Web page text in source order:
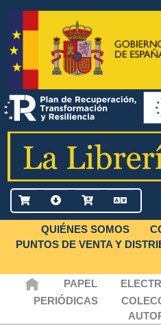
QUIÉNES SOMOS
PUNTOS DE VENTA Y
PAPEL
PERIÓDICAS